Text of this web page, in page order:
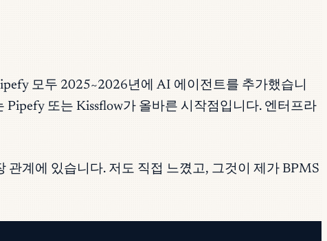
모두 2025~2026년에 AI 에이전트를 추가했습니
Pipefy 또는 Kissflow가 올바른 시작점입니다. 엔터프라
계에 있습니다. 저도 직접 느꼈고, 그것이 제가 BPMS